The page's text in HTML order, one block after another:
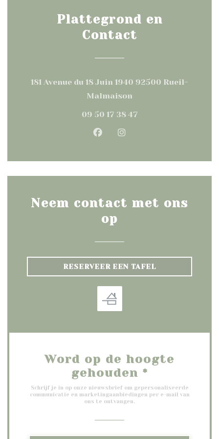
Plattegrond en
Contact
181 Avenue du 18 Juin 1940 92500 Rueil-
Malmaison
09 50 17 38 47
Facebook ((opent in een
Neem contact met ons
op
RESERVEER EEN TAFEL
Word op de hoogte
gehouden *
Schrijf je in op onze nieuwsbrief om gepersonaliseerde
communicatie en marketingaanbiedingen per e-mail van
ons te ontvangen.